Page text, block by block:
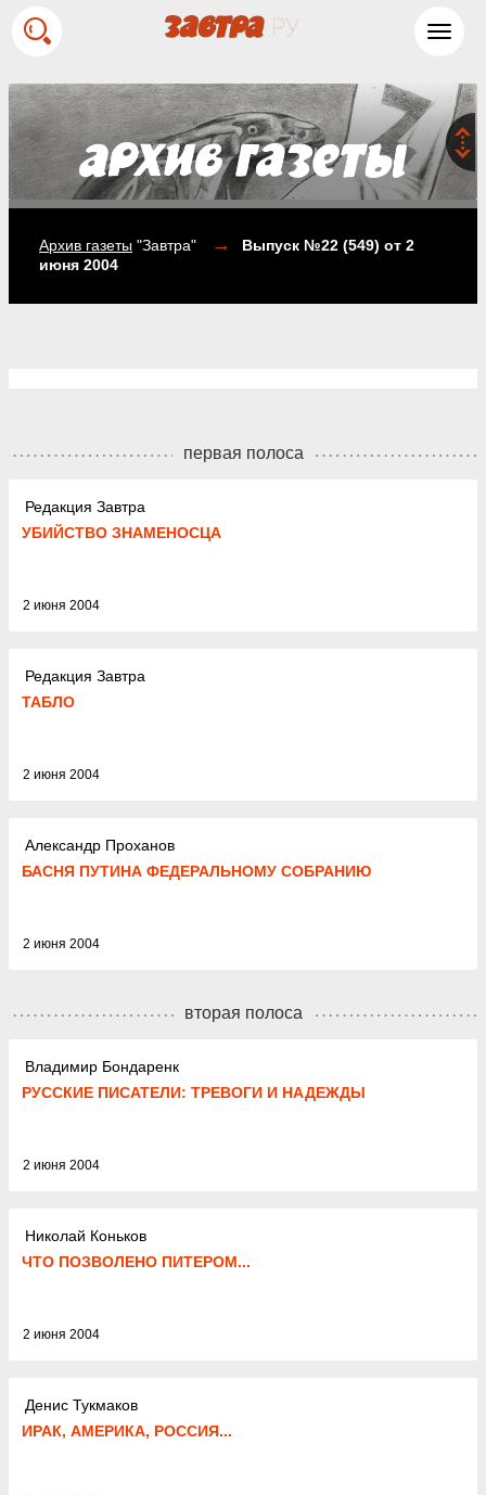
Архив газеты "Завтра" → Выпуск №22 (549) от 2
июня 2004
первая полоса
Редакция Завтра
УБИЙСТВО ЗНАМЕНОСЦА
2 июня 2004
Редакция Завтра
ТАБЛО
2 июня 2004
Александр Проханов
БАСНЯ ПУТИНА ФЕДЕРАЛЬНОМУ СОБРАНИЮ
2 июня 2004
вторая полоса
Владимир Бондаренк
РУССКИЕ ПИСАТЕЛИ: ТРЕВОГИ И НАДЕЖДЫ
2 июня 2004
Николай Коньков
ЧТО ПОЗВОЛЕНО ПИТЕРОМ...
2 июня 2004
Денис Тукмаков
ИРАК, АМЕРИКА, РОССИЯ...